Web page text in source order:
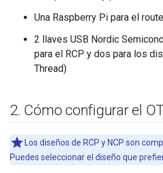
Una Raspberry Pi para el
2 llaves USB Nordic
para el RCP y dos para los
Thread)
2. Cómo configurar el
Los diseños de RCP y NCP son
Puedes seleccionar el diseño que